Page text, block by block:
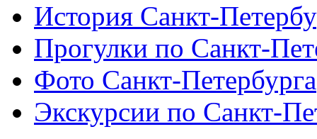
История Санкт-
Прогулки по Санкт-
Фото Санкт-Петербурга
Экскурсии по Санкт-